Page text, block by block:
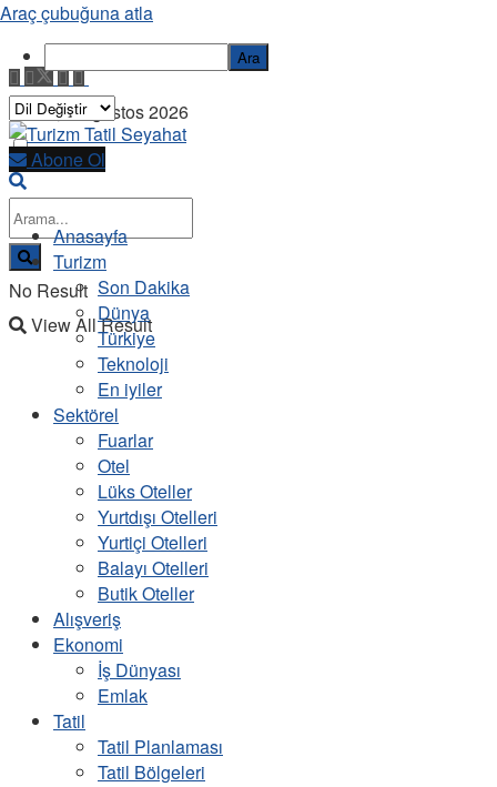
Cuma, 7 Ağustos 2026
No Result
View All Result
Abone Ol
Anasayfa
Turizm
Son Dakika
Dünya
Türkiye
Teknoloji
En iyiler
Sektörel
Fuarlar
Otel
Lüks Oteller
Yurtdışı Otelleri
Yurtiçi Otelleri
Balayı Otelleri
Butik Oteller
Alışveriş
Ekonomi
İş Dünyası
Emlak
Tatil
Tatil Planlaması
Tatil Bölgeleri
Araç çubuğuna atla
Ara